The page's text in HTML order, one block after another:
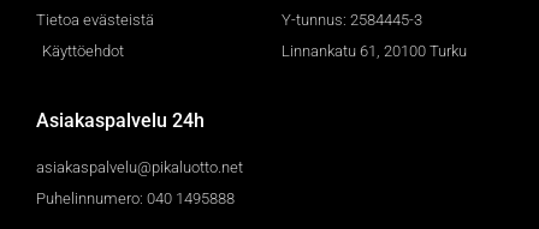
Tietoa evästeistä
Käyttöehdot
Y-tunnus: 2584445-3
Linnankatu 61, 20100 Turku
Asiakaspalvelu 24h
asiakaspalvelu@pikaluotto.net
Puhelinnumero: 040 1495888